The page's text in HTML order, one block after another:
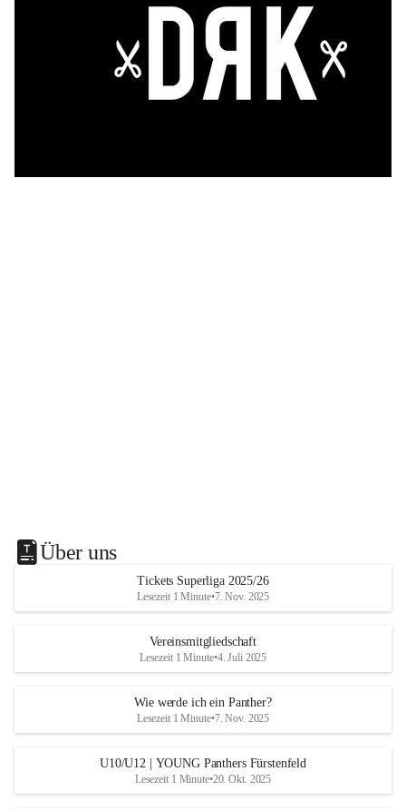
Über uns
Tickets Superliga 2025/26
Lesezeit 1 Minute•7. Nov. 2025
Vereinsmitgliedschaft
Lesezeit 1 Minute•4. Juli 2025
Wie werde ich ein Panther?
Lesezeit 1 Minute•7. Nov. 2025
U10/U12 | YOUNG Panthers Fürstenfeld
Lesezeit 1 Minute•20. Okt. 2025